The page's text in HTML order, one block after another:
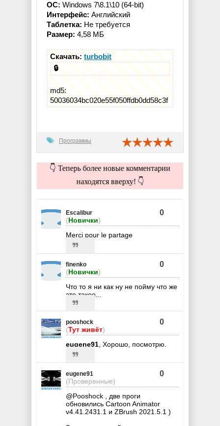
ОС: Windows 7\8.1\10 (64-bit)
Интерфейс: Английский
Таблетка: Не требуется
Размер: 4,58 МБ
Скачать:turbobit
🔒
md5:
50036034bc020e55f050ffdb0dd58c3f
Программы
👇 Теперь более новые комментарии
находятся вверху! 👇
Escalibur
(Новички)
0
Merci pour le partage
finenko
(Новички)
0
Что то я ни как ну не пойму что же
это такое...
pooshock
(Тут живёт)
0
eugene91 , Хорошо, посмотрю.
eugene91
(Проверенные)
0
@Pooshock , две проги
обновились Cartoon Animator
v4.41.2431.1 и ZBrush 2021.5.1 )